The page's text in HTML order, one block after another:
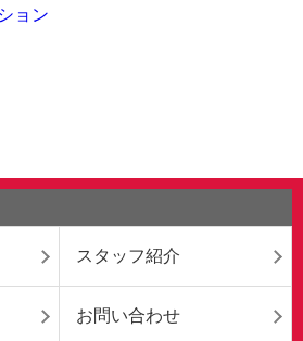
スタッフ紹介
お問い合わせ